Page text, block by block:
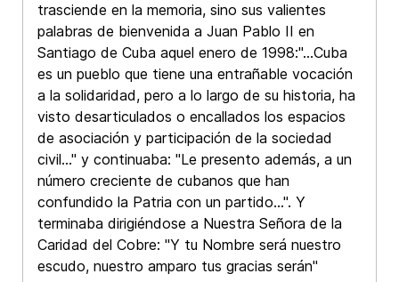
trasciende en la memoria, sino sus valientes
palabras de bienvenida a Juan Pablo II en
Santiago de Cuba aquel enero de 1998:"...Cuba
es un pueblo que tiene una entrañable vocación
a la solidaridad, pero a lo largo de su historia, ha
visto desarticulados o encallados los espacios
de asociación y participación de la sociedad
civil..." y continuaba: "Le presento además, a un
número creciente de cubanos que han
confundido la Patria con un partido...". Y
terminaba dirigiéndose a Nuestra Señora de la
Caridad del Cobre: "Y tu Nombre será nuestro
escudo, nuestro amparo tus gracias serán"